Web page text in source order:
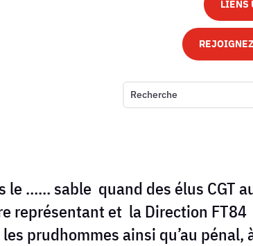
LIENS
le …… sable quand des élus CGT
représentant et la Direction FT84
prudhommes ainsi qu’au pénal,